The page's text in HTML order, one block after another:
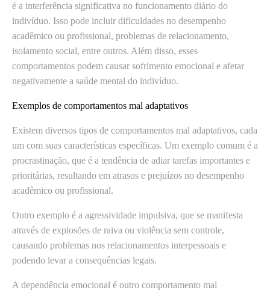
é a interferência significativa no funcionamento diário do
indivíduo. Isso pode incluir dificuldades no desempenho
acadêmico ou profissional, problemas de relacionamento,
isolamento social, entre outros. Além disso, esses
comportamentos podem causar sofrimento emocional e afetar
negativamente a saúde mental do indivíduo.
Exemplos de comportamentos mal adaptativos
Existem diversos tipos de comportamentos mal adaptativos, cada
um com suas características específicas. Um exemplo comum é a
procrastinação, que é a tendência de adiar tarefas importantes e
prioritárias, resultando em atrasos e prejuízos no desempenho
acadêmico ou profissional.
Outro exemplo é a agressividade impulsiva, que se manifesta
através de explosões de raiva ou violência sem controle,
causando problemas nos relacionamentos interpessoais e
podendo levar a consequências legais.
A dependência emocional é outro comportamento mal